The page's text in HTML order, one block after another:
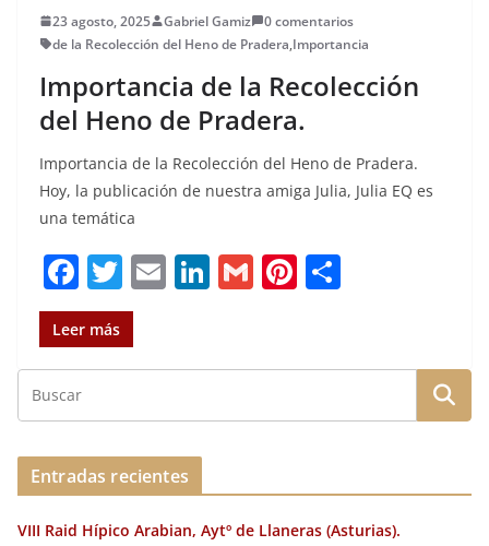
23 agosto, 2025 Gabriel Gamiz
0 comentarios
de la Recolección del Heno de Pradera,Importancia
Importancia de la Recolección
del Heno de Pradera.
Importancia de la Recolección del Heno de Pradera.
Hoy, la publicación de nuestra amiga Julia, Julia EQ es
una temática
F
a
c
e
b
o
o
k
T
w
it
te
r
E
l
Li
e
dI
G
l
Pi
re
st
p
a
ir
Leer más
Entradas recientes
VIII Raid Hípico Arabian, Aytº de Llaneras (Asturias).